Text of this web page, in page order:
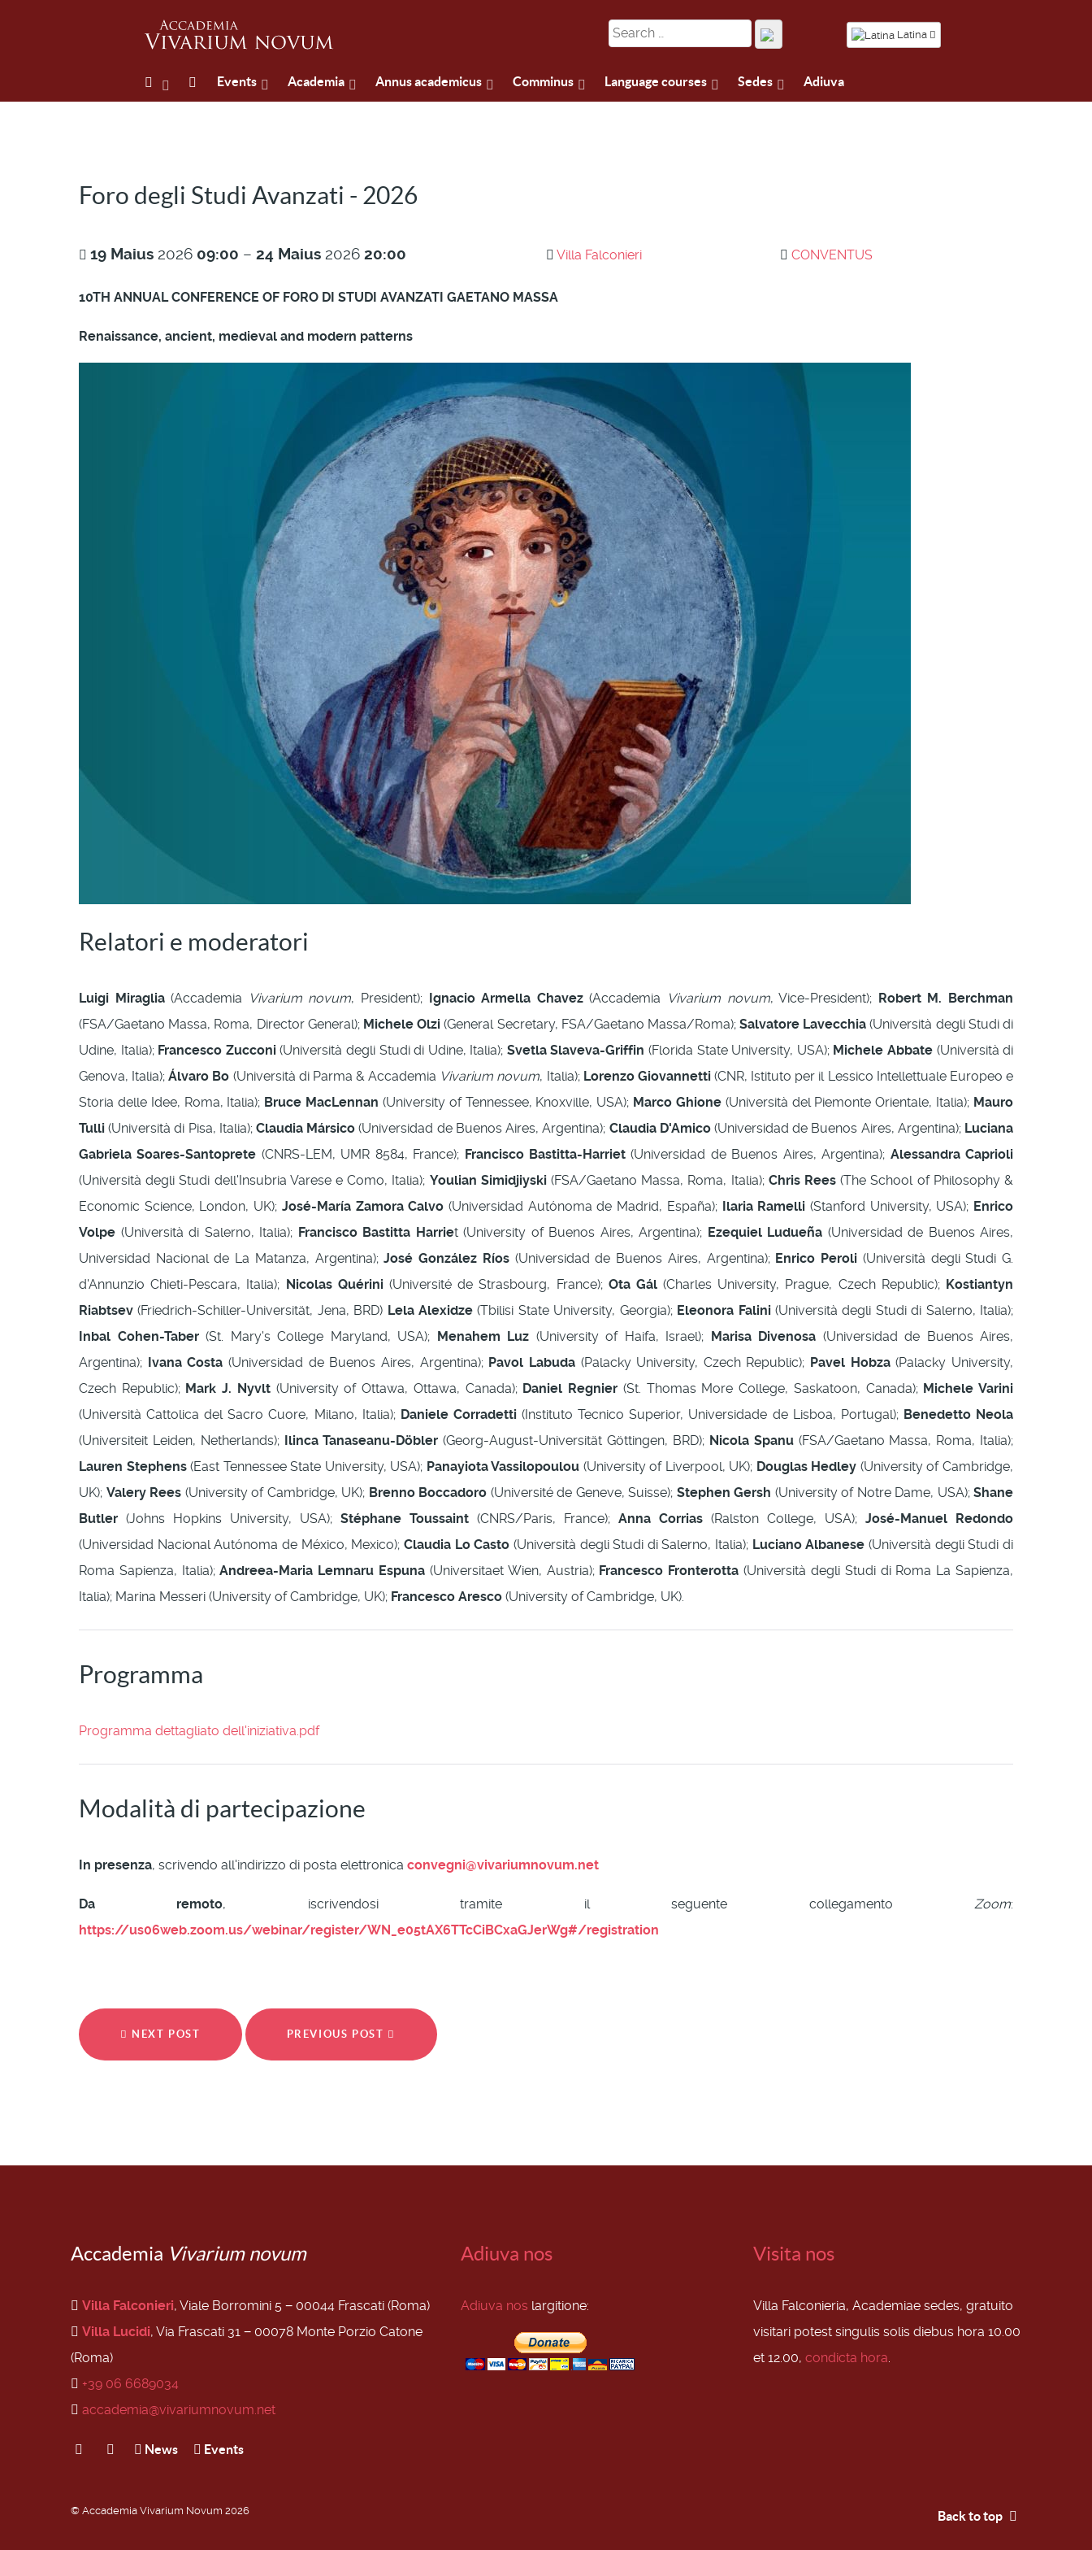
Latina
Events Academia Annus academicus Comminus Language courses Sedes Adiuva
Foro degli Studi Avanzati - 2026
19 Maius 2026 09:00 – 24 Maius 2026 20:00 Villa Falconieri CONVENTUS
10TH ANNUAL CONFERENCE OF FORO DI STUDI AVANZATI GAETANO MASSA
Renaissance, ancient, medieval and modern patterns
Relatori e moderatori
Luigi Miraglia(Accademia Vivarium novum, President); Ignacio Armella Chavez(Accademia Vivarium novum, Vice-President); Robert M. Berchman
(FSA/Gaetano Massa, Roma, Director General); Michele Olzi (General Secretary, FSA/Gaetano Massa/Roma);Salvatore Lavecchia (Università degli Studi di
Udine, Italia); Francesco Zucconi(Università degli Studi di Udine, Italia); Svetla Slaveva-Griffin (Florida State University, USA); Michele Abbate(Università di
Genova, Italia);Álvaro Bo (Università di Parma & Accademia Vivarium novum, Italia); Lorenzo Giovannetti(CNR, Istituto per il Lessico Intellettuale Europeo e
Storia delle Idee, Roma, Italia); Bruce MacLennan (University of Tennessee, Knoxville, USA); Marco Ghione(Università del Piemonte Orientale, Italia); Mauro
Tulli (Università di Pisa, Italia);Claudia Mársico (Universidad de Buenos Aires, Argentina); Claudia D'Amico(Universidad de Buenos Aires, Argentina); Luciana
Gabriela Soares-Santoprete (CNRS-LEM, UMR 8584, France); Francisco Bastitta-Harriet (Universidad de Buenos Aires, Argentina); Alessandra Caprioli
(Università degli Studi dell'Insubria Varese e Como, Italia); Youlian Simidjiyski(FSA/Gaetano Massa, Roma, Italia); Chris Rees (The School of Philosophy &
Economic Science, London, UK); José-María Zamora Calvo (Universidad Autónoma de Madrid, España); Ilaria Ramelli (Stanford University, USA); Enrico
Volpe (Università di Salerno, Italia); Francisco Bastitta Harriet (University of Buenos Aires, Argentina); Ezequiel Ludueña (Universidad de Buenos Aires,
Universidad Nacional de La Matanza, Argentina);José González Ríos(Universidad de Buenos Aires, Argentina); Enrico Peroli (Università degli Studi G.
d'Annunzio Chieti-Pescara, Italia); Nicolas Quérini(Université de Strasbourg, France); Ota Gál(Charles University, Prague, Czech Republic); Kostiantyn
Riabtsev (Friedrich-Schiller-Universität, Jena, BRD) Lela Alexidze (Tbilisi State University, Georgia); Eleonora Falini(Università degli Studi di Salerno, Italia);
Inbal Cohen-Taber(St. Mary's College Maryland, USA); Menahem Luz (University of Haifa, Israel); Marisa Divenosa (Universidad de Buenos Aires,
Argentina);
Ivana Costa (Universidad de Buenos Aires, Argentina); Pavol Labuda(Palacky University, Czech Republic); Pavel Hobza(Palacky University,
Czech Republic); Mark J. Nyvlt(University of Ottawa, Ottawa, Canada); Daniel Regnier (St. Thomas More College, Saskatoon, Canada); Michele Varini
(Università Cattolica del Sacro Cuore, Milano, Italia); Daniele Corradetti(Instituto Tecnico Superior, Universidade de Lisboa, Portugal); Benedetto Neola
(Universiteit Leiden, Netherlands);
Ilinca Tanaseanu-Döbler (Georg-August-Universität Göttingen, BRD); Nicola Spanu(FSA/Gaetano Massa, Roma, Italia);
Lauren Stephens(East Tennessee State University, USA); Panayiota Vassilopoulou (University of Liverpool, UK); Douglas Hedley (University of Cambridge,
UK); Valery Rees (University of Cambridge, UK); Brenno Boccadoro (Université de Geneve, Suisse); Stephen Gersh (University of Notre Dame, USA); Shane
Butler (Johns Hopkins University, USA); Stéphane Toussaint (CNRS/Paris, France); Anna Corrias (Ralston College, USA); José-Manuel Redondo
(Universidad Nacional Autónoma de México, Mexico); Claudia Lo Casto (Università degli Studi di Salerno, Italia); Luciano Albanese (Università degli Studi di
Roma Sapienza, Italia);Andreea-Maria Lemnaru Espuna (Universitaet Wien, Austria); Francesco Fronterotta (Università degli Studi di Roma La Sapienza,
Italia); Marina Messeri (University of Cambridge, UK); Francesco Aresco (University of Cambridge, UK).
Programma
Programma dettagliato dell'iniziativa.pdf
Modalità di partecipazione
In presenza, scrivendo all'indirizzo di posta elettronica convegni@vivariumnovum.net
Da remoto, iscrivendosi tramite il seguente collegamentoZoom:
https://us06web.zoom.us/webinar/register/WN_e05tAX6TTcCiBCxaGJerWg#/registration
NEXT POST PREVIOUS POST
Accademia Vivarium novum
Villa Falconieri, Viale Borromini 5 − 00044 Frascati (Roma)
Villa Lucidi, Via Frascati 31 − 00078 Monte Porzio Catone
(Roma)
+39 06 6689034
accademia@vivariumnovum.net
News Events
Adiuva nos
Adiuva nos largitione:
Visita nos
Villa Falconieria, Academiae sedes, gratuito
visitari potest singulis solis diebus hora 10.00
et 12.00, condicta hora.
© Accademia Vivarium Novum 2026 Back to top